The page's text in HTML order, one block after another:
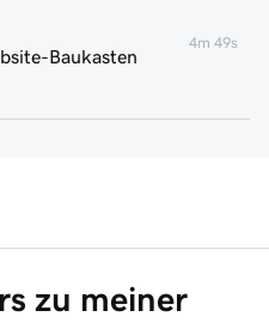
Baukasten
4m 49s
1m 51s
Bereich hinzu
Bereichsgruppe
zu meiner